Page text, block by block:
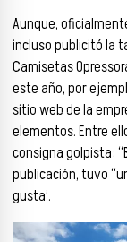
Aunque,
incluso publicitó la
Camisetas
este año, por
sitio web de la
elementos. Entre
consigna golpista:
publicación, tuvo
gusta’.